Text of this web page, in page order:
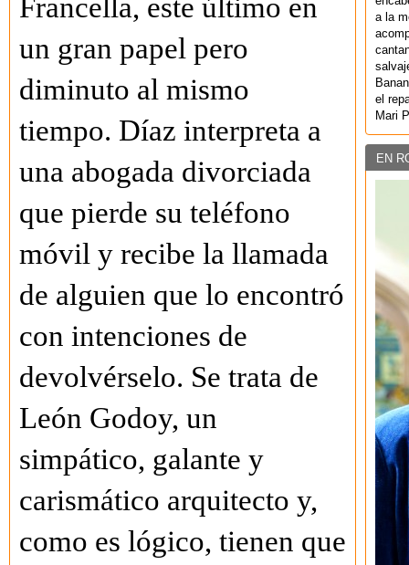
Francella, este último en
un gran papel pero
diminuto al mismo
tiempo. Díaz interpreta a
una abogada divorciada
que pierde su teléfono
móvil y recibe la llamada
de alguien que lo encontró
con intenciones de
devolvérselo. Se trata de
León Godoy, un
simpático, galante y
carismático arquitecto y,
como es lógico, tienen que
a la
el
Mari
EN